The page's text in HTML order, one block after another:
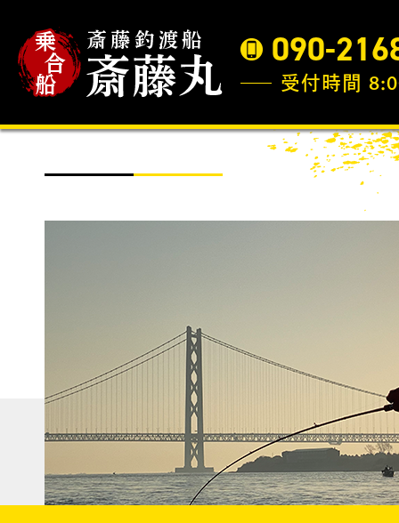
090-
受付時間